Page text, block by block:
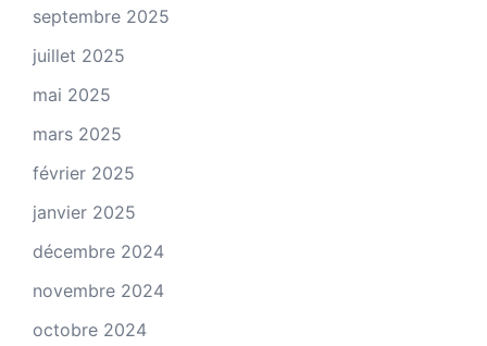
septembre 2025
juillet 2025
mai 2025
mars 2025
février 2025
janvier 2025
décembre 2024
novembre 2024
octobre 2024